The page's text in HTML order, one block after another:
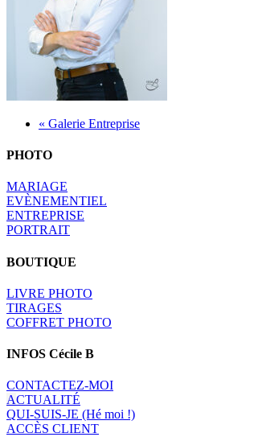
« Galerie Entreprise
PHOTO
MARIAGE
EVÈNEMENTIEL
ENTREPRISE
PORTRAIT
BOUTIQUE
LIVRE PHOTO
TIRAGES
COFFRET PHOTO
INFOS Cécile B
CONTACTEZ-MOI
ACTUALITÉ
QUI-SUIS-JE (Hé moi !)
ACCÈS CLIENT